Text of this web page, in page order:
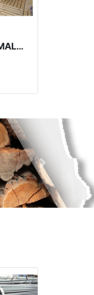
VERANDA MALZEMELERI
Sonraki